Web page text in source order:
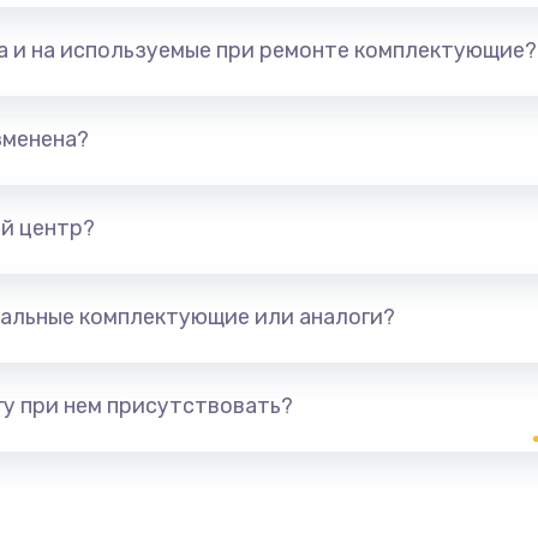
и на используемые при ремонте комплектующие?
центр?
комплектующие или аналоги?
при нем присутствовать?